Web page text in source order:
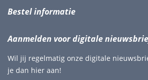
Bestel informatie
Aanmelden voor digitale
Wil jij regelmatig onze digitale
je dan hier aan!